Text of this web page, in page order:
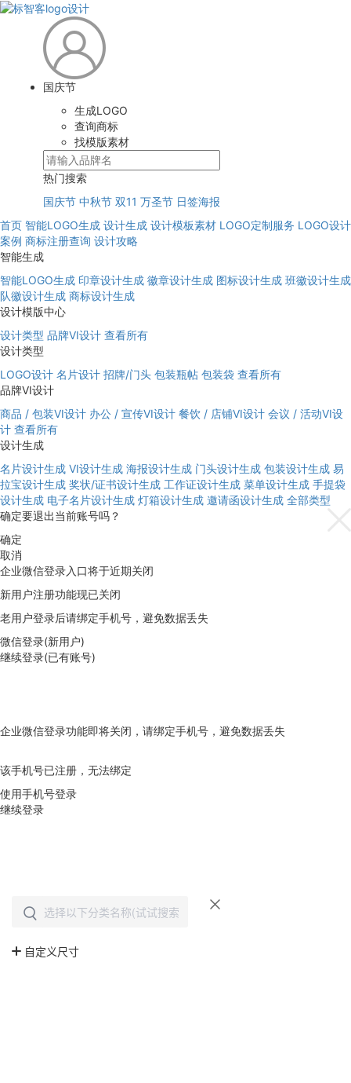
国庆节
生成LOGO
查询商标
找模版素材
热门搜索
国庆节 中秋节 双11 万圣节 日签海报
首页 智能LOGO生成 设计生成 设计模板素材 LOGO定制服务 LOGO设计
案例 商标注册查询 设计攻略
智能生成
智能LOGO生成 印章设计生成 徽章设计生成 图标设计生成 班徽设计生成
队徽设计生成 商标设计生成
设计模版中心
设计类型 品牌VI设计 查看所有
设计类型
LOGO设计 名片设计 招牌/门头 包装瓶帖 包装袋 查看所有
品牌VI设计
商品 / 包装VI设计 办公 / 宣传VI设计 餐饮 / 店铺VI设计 会议 / 活动VI设
计 查看所有
设计生成
名片设计生成 VI设计生成 海报设计生成 门头设计生成 包装设计生成 易
拉宝设计生成 奖状/证书设计生成 工作证设计生成 菜单设计生成 手提袋
设计生成 电子名片设计生成 灯箱设计生成 邀请函设计生成 全部类型
确定要退出当前账号吗？
确定
取消
企业微信登录入口将于近期关闭
新用户注册功能现已关闭
老用户登录后请绑定手机号，避免数据丢失
微信登录(新用户)
继续登录(已有账号)
企业微信登录功能即将关闭，请绑定手机号，避免数据丢失
该手机号已注册，无法绑定
使用手机号登录
继续登录